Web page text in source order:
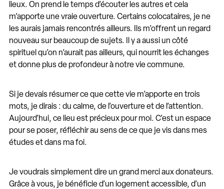
lieux. On prend le temps d’écouter les autres et cela
m’apporte une vraie ouverture. Certains colocataires, je ne
les aurais jamais rencontrés ailleurs. Ils m’offrent un regard
nouveau sur beaucoup de sujets. Il y a aussi un côté
spirituel qu’on n’aurait pas ailleurs, qui nourrit les échanges
et donne plus de profondeur à notre vie commune.
Si je devais résumer ce que cette vie m’apporte en trois
mots, je dirais : du calme, de l’ouverture et de l’attention.
Aujourd’hui, ce lieu est précieux pour moi. C’est un espace
pour se poser, réfléchir au sens de ce que je vis dans mes
études et dans ma foi.
Je voudrais simplement dire un grand merci aux donateurs.
Grâce à vous, je bénéficie d’un logement accessible, d’un